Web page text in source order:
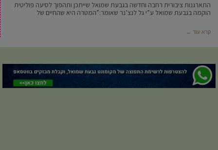
התארגנות ציבורית רחבה וחדשה בגבעת שמואל שייתכן ותהפוך לסיעה פוליטית
הוקמה בגבעת שמואל ע”י גל לנצ’נר שאומר:”המטרה היא שהחיים של
קרא עוד ←